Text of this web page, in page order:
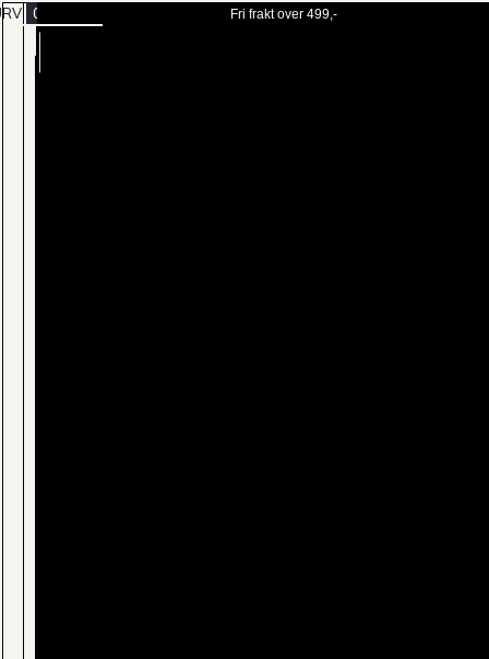
MENY
0
BESTILL
Fri frakt over 499,-